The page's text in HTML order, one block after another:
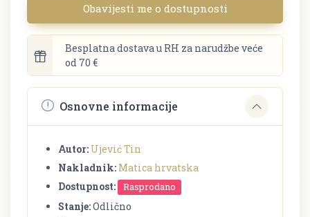
Obavijesti me o dostupnosti
Besplatna dostava u RH za narudžbe veće
od 70 €
Osnovne informacije
Autor: Ujević Tin
Nakladnik: Matica hrvatska
Dostupnost:
Rasprodano
Stanje:Odlično